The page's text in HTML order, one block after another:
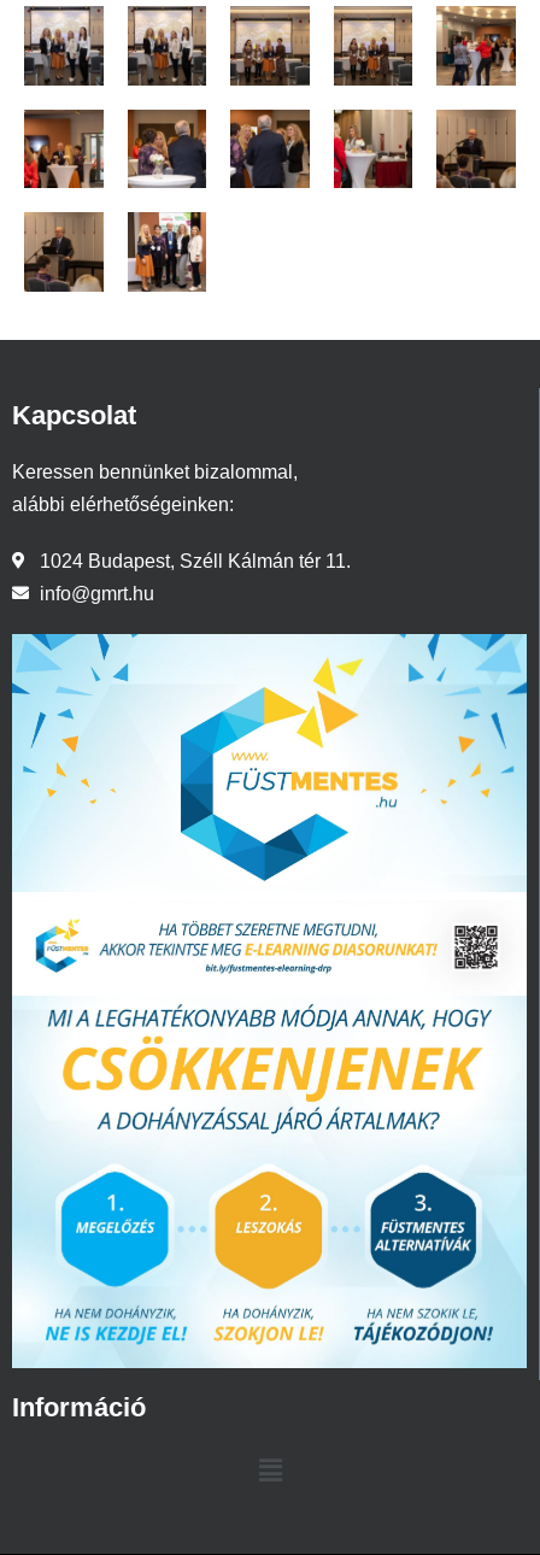
Kapcsolat
Keressen bennünket bizalommal,
alábbi elérhetőségeinken:
1024 Budapest, Széll Kálmán tér 11.
info@gmrt.hu
Információ